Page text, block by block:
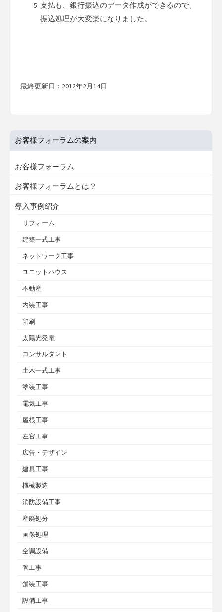
支払も、銀行振込のデータ作成ができるので、
振込処理が大変楽になりました。
最終更新日：2012年2月14日
お客様フォーラムの案内
お客様フォーラム
お客様フォーラムとは？
導入事例紹介
リフォーム
建築一式工事
ネットワーク工事
ユニットハウス
不動産
内装工事
印刷
太陽光発電
コンサルタント
土木一式工事
塗装工事
電気工事
屋根工事
左官工事
広告・デザイン
建具工事
機械製造
消防設備工事
産廃処分
画像処理
空調設備
管工事
舗装工事
設備工事